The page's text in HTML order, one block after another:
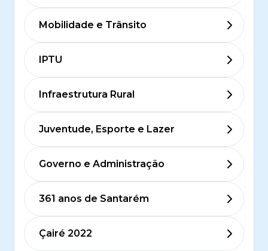
Mobilidade e Trânsito
IPTU
Infraestrutura Rural
Juventude, Esporte e Lazer
Governo e Administração
361 anos de Santarém
Çairé 2022